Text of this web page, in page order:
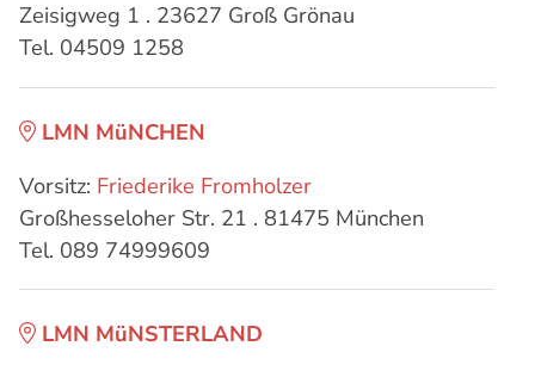
Zeisigweg 1 . 23627 Groß Grönau
Tel. 04509 1258
LMN MüNCHEN
Vorsitz: Friederike Fromholzer
Großhesseloher Str. 21 . 81475 München
Tel. 089 74999609
LMN MüNSTERLAND